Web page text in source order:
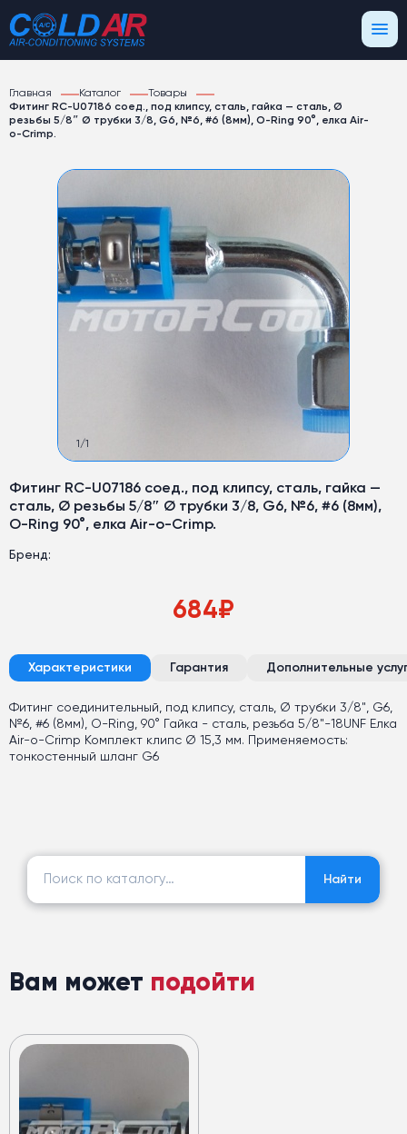
Главная Каталог
Товары
Фитинг RC-U07186 соед., под клипсу, сталь, гайка — сталь, Ø
резьбы 5/8″ Ø трубки 3/8, G6, №6, #6 (8мм), O-Ring 90°, елка Air-
o-Crimp.
1 /1
Фитинг RC-U07186 соед., под клипсу, сталь, гайка —
сталь, Ø резьбы 5/8″ Ø трубки 3/8, G6, №6, #6 (8мм),
O-Ring 90°, елка Air-o-Crimp.
Бренд:
684₽
Характеристики Гарантия Дополнительные
Фитинг соединительный, под клипсу, сталь, Ø трубки 3/8", G6,
№6, #6 (8мм), O-Ring, 90° Гайка - сталь, резьба 5/8"-18UNF Елка
Air-o-Crimp Комплект клипс Ø 15,3 мм. Применяемость:
тонкостенный шланг G6
Найти:
Найти
Вам может подойти